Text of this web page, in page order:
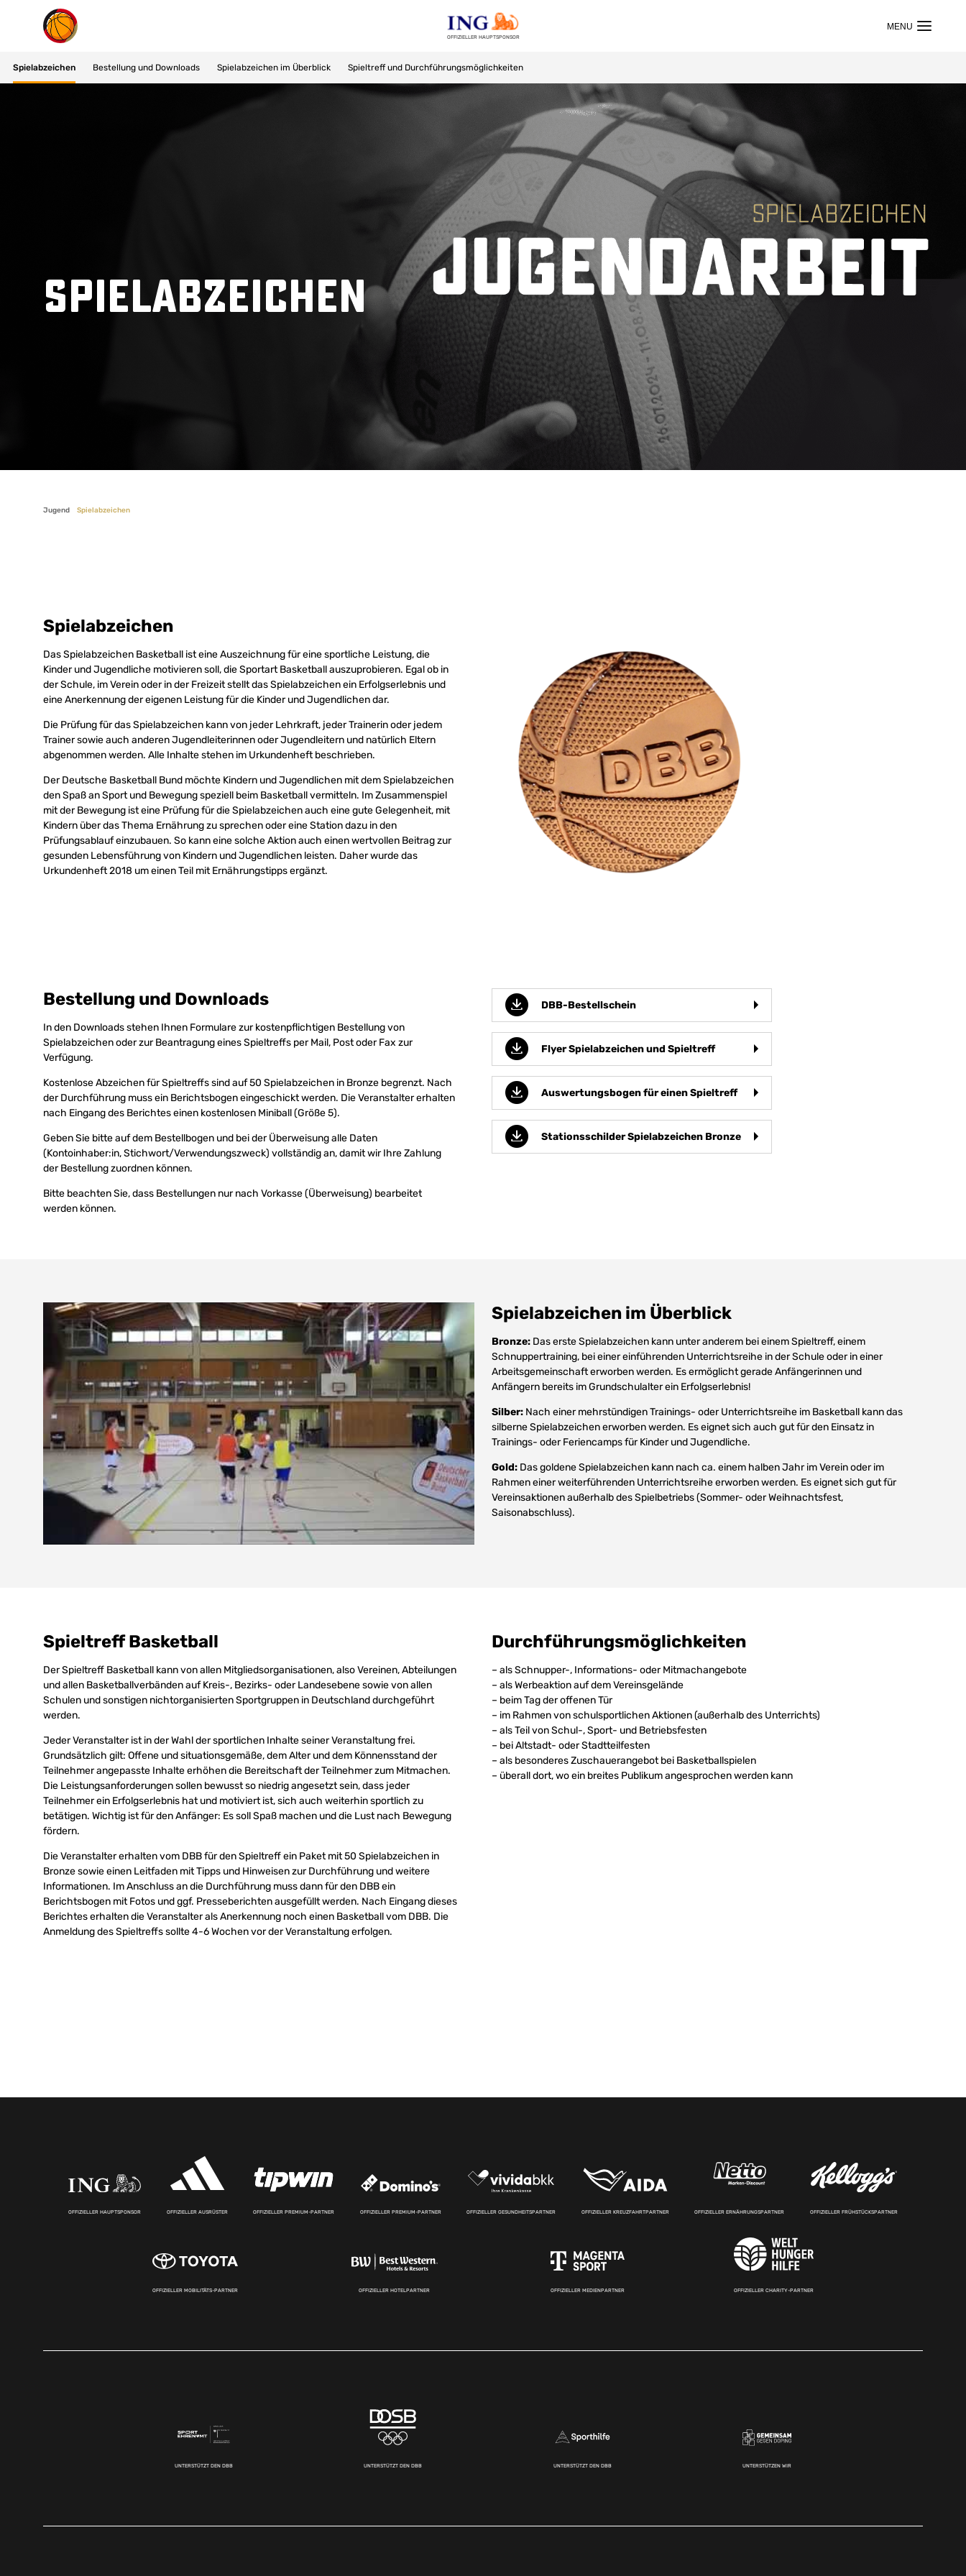
OFFIZIELLER HAUPTSPONSOR
Spielabzeichen Bestellung und Downloads Spielabzeichen im Überblick Spieltreff und Durchführungsmöglichkeiten
Suchvorschläge
Lorem Ipsum
Spielabzeichen
Jugend Spielabzeichen
Spielabzeichen
Das Spielabzeichen Basketball ist eine Auszeichnung für eine sportliche Leistung, die
Kinder und Jugendliche motivieren soll, die Sportart Basketball auszuprobieren. Egal ob in
der Schule, im Verein oder in der Freizeit stellt das Spielabzeichen ein Erfolgserlebnis und
eine Anerkennung der eigenen Leistung für die Kinder und Jugendlichen dar.
Die Prüfung für das Spielabzeichen kann von jeder Lehrkraft, jeder Trainerin oder jedem
Trainer sowie auch anderen Jugendleiterinnen oder Jugendleitern und natürlich Eltern
abgenommen werden. Alle Inhalte stehen im Urkundenheft beschrieben.
Der Deutsche Basketball Bund möchte Kindern und Jugendlichen mit dem Spielabzeichen
den Spaß an Sport und Bewegung speziell beim Basketball vermitteln. Im Zusammenspiel
mit der Bewegung ist eine Prüfung für die Spielabzeichen auch eine gute Gelegenheit, mit
Kindern über das Thema Ernährung zu sprechen oder eine Station dazu in den
Prüfungsablauf einzubauen. So kann eine solche Aktion auch einen wertvollen Beitrag zur
gesunden Lebensführung von Kindern und Jugendlichen leisten. Daher wurde das
Urkundenheft 2018 um einen Teil mit Ernährungstipps ergänzt.
Bestellung und Downloads
In den Downloads stehen Ihnen Formulare zur kostenpflichtigen Bestellung von
Spielabzeichen oder zur Beantragung eines Spieltreffs per Mail, Post oder Fax zur
Verfügung.
Kostenlose Abzeichen für Spieltreffs sind auf 50 Spielabzeichen in Bronze begrenzt. Nach
der Durchführung muss ein Berichtsbogen eingeschickt werden. Die Veranstalter erhalten
nach Eingang des Berichtes einen kostenlosen Miniball (Größe 5).
Geben Sie bitte auf dem Bestellbogen und bei der Überweisung alle Daten
(Kontoinhaber:in, Stichwort/Verwendungszweck) vollständig an, damit wir Ihre Zahlung
der Bestellung zuordnen können.
Bitte beachten Sie, dass Bestellungen nur nach Vorkasse (Überweisung) bearbeitet
werden können.
DBB-Bestellschein
Flyer Spielabzeichen und Spieltreff
Auswertungsbogen für einen Spieltreff
Stationsschilder Spielabzeichen Bronze
Spielabzeichen im Überblick
Bronze: Das erste Spielabzeichen kann unter anderem bei einem Spieltreff, einem
Schnuppertraining, bei einer einführenden Unterrichtsreihe in der Schule oder in einer
Arbeitsgemeinschaft erworben werden. Es ermöglicht gerade Anfängerinnen und
Anfängern bereits im Grundschulalter ein Erfolgserlebnis!
Silber: Nach einer mehrstündigen Trainings- oder Unterrichtsreihe im Basketball kann das
silberne Spielabzeichen erworben werden. Es eignet sich auch gut für den Einsatz in
Trainings- oder Feriencamps für Kinder und Jugendliche.
Gold: Das goldene Spielabzeichen kann nach ca. einem halben Jahr im Verein oder im
Rahmen einer weiterführenden Unterrichtsreihe erworben werden. Es eignet sich gut für
Vereinsaktionen außerhalb des Spielbetriebs (Sommer- oder Weihnachtsfest,
Saisonabschluss).
Spieltreff Basketball
Der Spieltreff Basketball kann von allen Mitgliedsorganisationen, also Vereinen, Abteilungen
und allen Basketballverbänden auf Kreis-, Bezirks- oder Landesebene sowie von allen
Schulen und sonstigen nichtorganisierten Sportgruppen in Deutschland durchgeführt
werden.
Jeder Veranstalter ist in der Wahl der sportlichen Inhalte seiner Veranstaltung frei.
Grundsätzlich gilt: Offene und situationsgemäße, dem Alter und dem Könnensstand der
Teilnehmer angepasste Inhalte erhöhen die Bereitschaft der Teilnehmer zum Mitmachen.
Die Leistungsanforderungen sollen bewusst so niedrig angesetzt sein, dass jeder
Teilnehmer ein Erfolgserlebnis hat und motiviert ist, sich auch weiterhin sportlich zu
betätigen. Wichtig ist für den Anfänger: Es soll Spaß machen und die Lust nach Bewegung
fördern.
Die Veranstalter erhalten vom DBB für den Spieltreff ein Paket mit 50 Spielabzeichen in
Bronze sowie einen Leitfaden mit Tipps und Hinweisen zur Durchführung und weitere
Informationen. Im Anschluss an die Durchführung muss dann für den DBB ein
Berichtsbogen mit Fotos und ggf. Presseberichten ausgefüllt werden. Nach Eingang dieses
Berichtes erhalten die Veranstalter als Anerkennung noch einen Basketball vom DBB. Die
Anmeldung des Spieltreffs sollte 4-6 Wochen vor der Veranstaltung erfolgen.
Durchführungsmöglichkeiten
– als Schnupper-, Informations- oder Mitmachangebote
– als Werbeaktion auf dem Vereinsgelände
– beim Tag der offenen Tür
– im Rahmen von schulsportlichen Aktionen (außerhalb des Unterrichts)
– als Teil von Schul-, Sport- und Betriebsfesten
– bei Altstadt- oder Stadtteilfesten
– als besonderes Zuschauerangebot bei Basketballspielen
– überall dort, wo ein breites Publikum angesprochen werden kann
OFFIZIELLER HAUPTSPONSOR OFFIZIELLER AUSRÜSTER OFFIZIELLER PREMIUM-PARTNER OFFIZIELLER PREMIUM-PARTNER OFFIZIELLER GESUNDHEITSPARTNER OFFIZIELLER KREUZFAHRTPARTNER OFFIZIELLER ERNÄHRUNGSPARTNER OFFIZIELLER FRÜHSTÜCKSPARTNER
OFFIZIELLER MOBILITÄTS-PARTNER OFFIZIELLER HOTELPARTNER OFFIZIELLER MEDIENPARTNER OFFIZIELLER CHARITY-PARTNER
UNTERSTÜTZT DEN DBB UNTERSTÜTZT DEN DBB UNTERSTÜTZT DEN DBB UNTERSTÜTZEN WIR